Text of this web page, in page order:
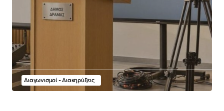
Διαγωνισμοί - Διακηρύξεις